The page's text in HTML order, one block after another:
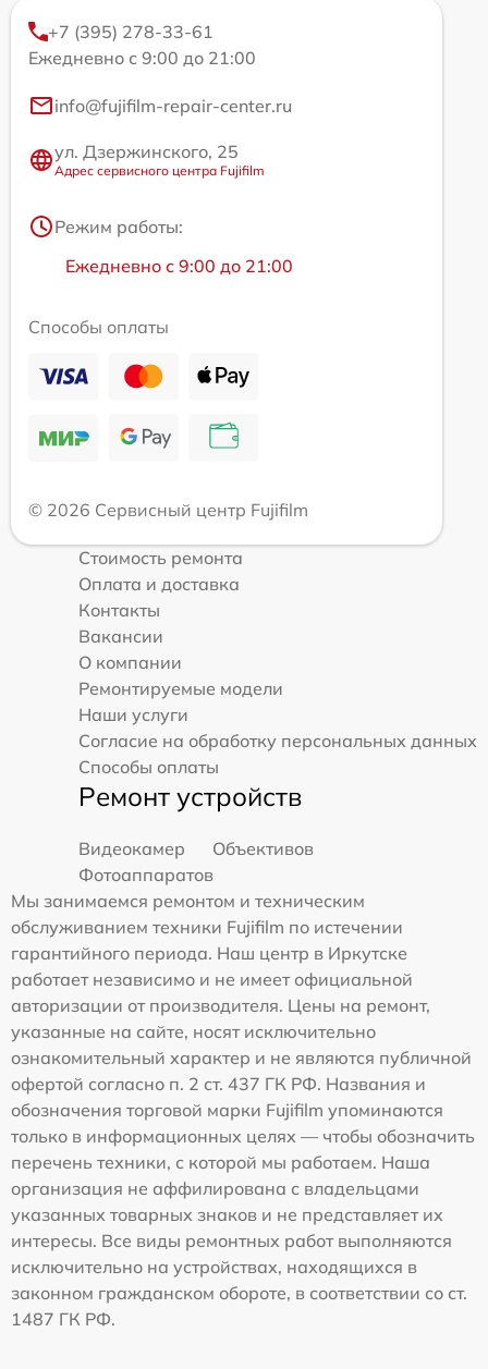
+7 (395) 278-33-61
Ежедневно с 9:00 до 21:00
info@fujifilm-repair-center.ru
ул. Дзержинского, 25
Адрес сервисного центра Fujifilm
Режим работы:
Ежедневно с 9:00 до 21:00
Способы оплаты
© 2026 Сервисный центр Fujifilm
Стоимость ремонта
Оплата и доставка
Контакты
Вакансии
О компании
Ремонтируемые модели
Наши услуги
Согласие на обработку персональных данных
Способы оплаты
Ремонт устройств
Видеокамер
Объективов
Фотоаппаратов
Мы занимаемся ремонтом и техническим
обслуживанием техники Fujifilm по истечении
гарантийного периода. Наш центр в Иркутске
работает независимо и не имеет официальной
авторизации от производителя. Цены на ремонт,
указанные на сайте, носят исключительно
ознакомительный характер и не являются публичной
офертой согласно п. 2 ст. 437 ГК РФ. Названия и
обозначения торговой марки Fujifilm упоминаются
только в информационных целях — чтобы обозначить
перечень техники, с которой мы работаем. Наша
организация не аффилирована с владельцами
указанных товарных знаков и не представляет их
интересы. Все виды ремонтных работ выполняются
исключительно на устройствах, находящихся в
законном гражданском обороте, в соответствии со ст.
1487 ГК РФ.